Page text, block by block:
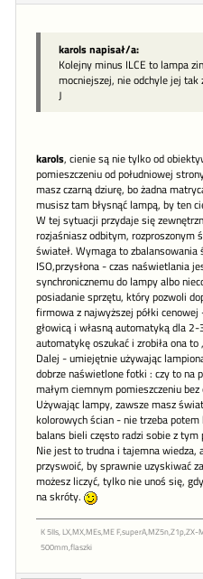
karols napisał/a:
Kolejny minus ILCE to lampa
mocniejszej, nie odchyle jej
J
karols, cienie są nie tylko od
pomieszczeniu od południowej
masz czarną dziurę, bo żadna
musisz tam błysnąć lampą, by ten
W tej sytuacji przydaje się
rozjaśniasz odbitym, rozproszonym
świateł. Wymaga to zbalansowania
ISO,przysłona - czas naświetlania
synchronicznemu do lampy albo
posiadanie sprzętu, który pozwoli
firmowa z najwyższej półki
głowicą i własną automatyką dla 2-
automatykę oszukać i zrobiła ona to
Dalej - umiejętnie używając
dobrze naświetlone fotki : czy to na
małym ciemnym pomieszczeniu
Używając lampy, zawsze masz
kolorowych ścian - nie trzeba
balans bieli często radzi sobie z tym
Nie jest to trudna i tajemna wiedza,
przyswoić, by sprawnie uzyskiwać
możesz liczyć, tylko nie unoś się,
na skróty.
K 5IIs, LX,MX,MEs,ME F,superA,MZ5n,Z1p,ZX-
500mm,flaszki